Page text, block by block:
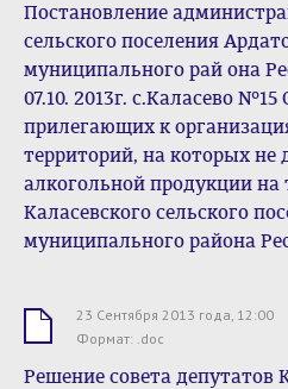
Постановление
сельского поселения
муниципального рай она
07.10. 2013г. с.Каласево
прилегающих к
территорий, на которых не
алкогольной продукции на
Каласевского сельского
муниципального района
23 Сентября 2013 года, 12:00
Формат: .doc
Решение совета депутатов